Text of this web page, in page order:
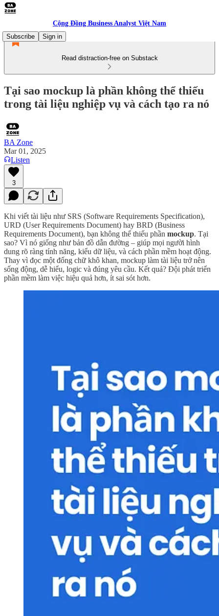
Cộng Đồng Business Analyst Việt Nam
Subscribe
Sign in
Read distraction-free on Substack
Tại sao mockup là phần không thể thiếu
trong tài liệu nghiệp vụ và cách tạo ra nó
BA Zone
Mar 01, 2025
Listen
3
Khi viết tài liệu như SRS (Software Requirements Specification),
URD (User Requirements Document) hay BRD (Business
Requirements Document), bạn không thể thiếu phần mockup. Tại
sao? Vì nó giống như bản đồ dẫn đường – giúp mọi người hình
dung rõ ràng tính năng, kiểu dữ liệu, và cách phần mềm hoạt động.
Thay vì đọc một đống chữ khô khan, mockup làm tài liệu trở nên
sống động, dễ hiểu, logic và đúng yêu cầu. Kết quả? Đội phát triển
phần mềm làm việc hiệu quả hơn, ít sai sót hơn.